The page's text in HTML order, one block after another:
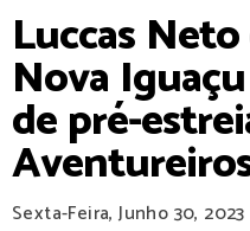
Luccas
Nova
de pré-
Sexta-Feira, Junho 30, 2023